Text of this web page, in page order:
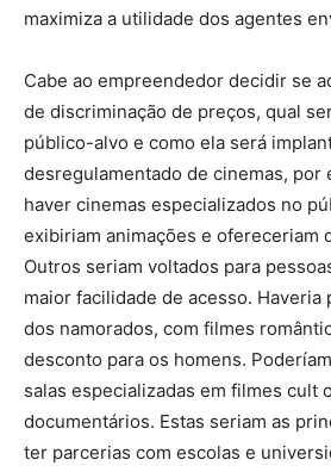
maximiza a utilidade dos agentes
Cabe ao empreendedor decidir se
de discriminação de preços, qual
público-alvo e como ela será
desregulamentado de cinemas, por
haver cinemas especializados no
exibiriam animações e ofereceriam
Outros seriam voltados para
maior facilidade de acesso. Haveria
dos namorados, com filmes
desconto para os homens.
salas especializadas em filmes cult
documentários. Estas seriam as
ter parcerias com escolas e